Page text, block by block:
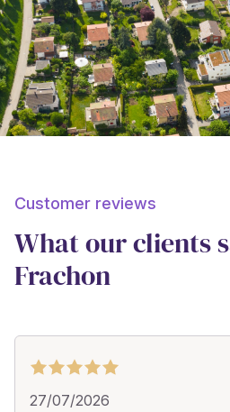
Customer reviews
What our clients
Frachon
27/07/2026